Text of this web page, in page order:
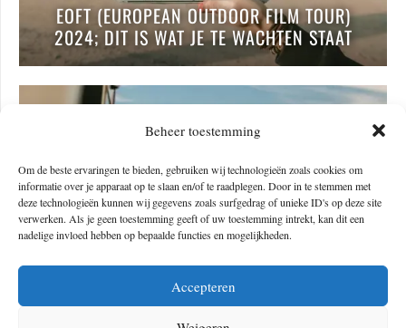
Beheer toestemming
Om de beste ervaringen te bieden, gebruiken wij technologieën zoals cookies om
informatie over je apparaat op te slaan en/of te raadplegen. Door in te stemmen met
deze technologieën kunnen wij gegevens zoals surfgedrag of unieke ID's op deze site
verwerken. Als je geen toestemming geeft of uw toestemming intrekt, kan dit een
nadelige invloed hebben op bepaalde functies en mogelijkheden.
Accepteren
EOFT (EUROPEAN OUTDOOR FILM TOUR)
2024; DIT IS WAT JE TE WACHTEN STAAT
‘MINI EXPEDITIES IN EUROPA’; EEN
INSPIRATIEGIDS VOOR MODERNE